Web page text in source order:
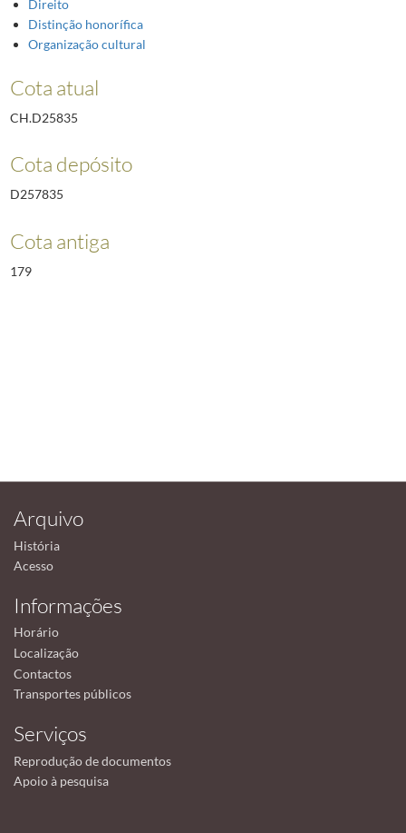
Direito
Distinção honorífica
Organização cultural
Cota atual
CH.D25835
Cota depósito
D257835
Cota antiga
179
Arquivo
História
Acesso
Informações
Horário
Localização
Contactos
Transportes públicos
Serviços
Reprodução de documentos
Apoio à pesquisa